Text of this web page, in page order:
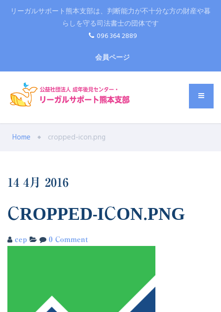
リーガルサポート熊本支部は、判断能力が不十分な方の財産や暮
らしを守る司法書士の団体です
096 364 2889
会員ページ
Home cropped-icon.png
14 4月 2016
CROPPED-ICON.PNG
cep 0 Comment